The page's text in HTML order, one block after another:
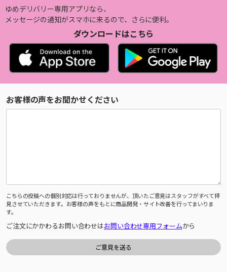
ゆめデリバリー専用アプリなら、
メッセージの通知がスマホに来るので、さらに便利。
ダウンロードはこちら
お客様の声をお聞かせください
こちらの投稿への個別対応は行っておりませんが、頂いたご意見はスタッフがすべて拝
見させていただきます。お客様の声をもとに商品開発・サイト改善を行ってまいりま
す。
ご注文にかかわるお問い合わせはお問い合わせ専用フォームから